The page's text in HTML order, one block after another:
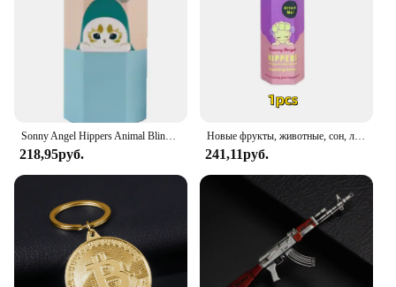
218,95руб.
Новые фрукты, животные, сон, лицо, слепая коробка, автомобильное украшение, украшение для мобильного телефона, ручная работа, настольная аниме-кукла
241,11руб.